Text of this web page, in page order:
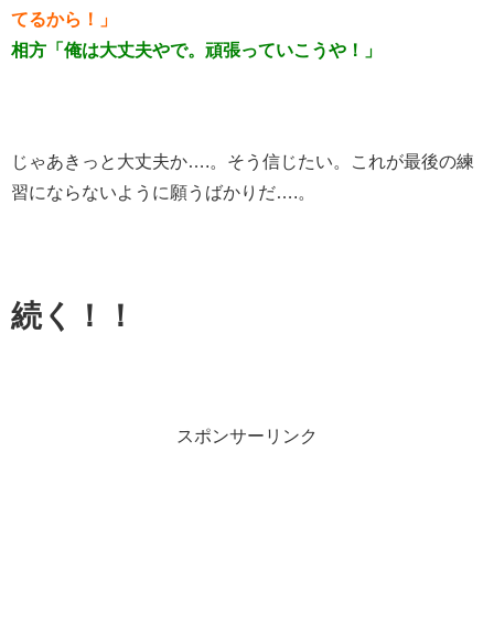
てるから！」
相方「俺は大丈夫やで。頑張っていこうや！」
じゃあきっと大丈夫か….。そう信じたい。これが最後の練
習にならないように願うばかりだ….。
続く！！
スポンサーリンク